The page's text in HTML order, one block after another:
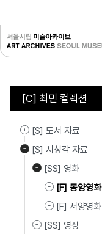
[C] 최민 컬렉션
[S] 도서 자료
[S] 시청각 자료
[SS] 영화
[F] 동양영화
[F] 서양영화
[SS] 영상